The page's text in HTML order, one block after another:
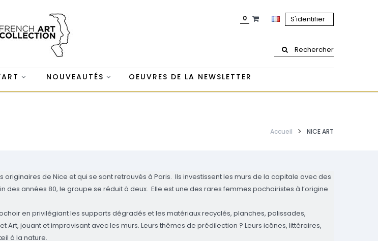
S'identifier
0
Rechercher
NOUVEAUTÉS OEUVRES DE LA NEWSLETTER
Accueil NICE ART
de Nice et qui se sont retrouvés à Paris. Ils investissent les murs de la capitale avec des
des années 80, le groupe se réduit à deux. Elle est une des rares femmes pochoiristes à l’origine
en privilégiant les supports dégradés et les matériaux recyclés, planches, palissades,
Art, jouant et improvisant avec les murs. Leurs thèmes de prédilection ? Leurs icônes, littéraires,
à la nature.